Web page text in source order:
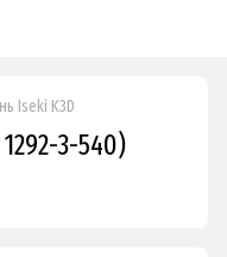
Iseki K3D
3-540)